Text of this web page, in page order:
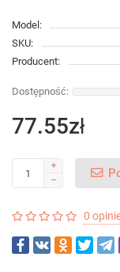
Model:
SKU:
Producent:
77.55zł
0